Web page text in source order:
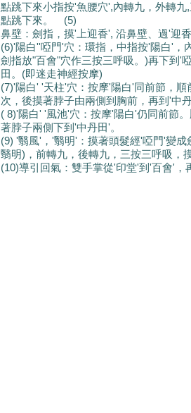
點跳下來小指按'魚腰穴',內轉九，外轉
點跳下來。 (5)
鼻壁：劍指，摸'上迎香', 沿鼻壁、過'
(6)'陽白''啞門'穴：環指，中指按'陽白'，
劍指放"百會"穴作三按三呼吸。)再下到'
田。(即迷走神經按摩)
(7)'陽白' '天柱'穴：按摩'陽白'同前節，
次，後摸著脖子由兩側到胸前，再到'
( 8)'陽白' '風池'穴：按摩'陽白'仍同前節
著脖子兩側下到'中丹田'。
(9) '翳風'，'翳明'：摸著頭髮經'啞門'變
翳明)，前轉九，後轉九，三按三呼吸
(10)導引回氣：雙手掌從'印堂'到'百會'